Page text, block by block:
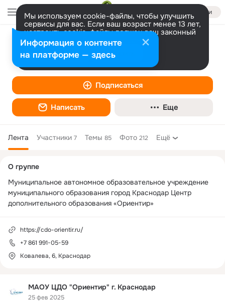
Войти
Мы используем cookie-файлы, чтобы улучшить
сервисы для вас. Если ваш возраст менее 13 лет,
настроить cookie-файлы должен ваш законный
представитель. Больше информации
Разрешить все Настроить
МАОУ ЦДО "Ориентир" г. Краснодар
Образовательные курсы
Подписаться
Написать Еще
Лента Участники 7 Темы 85 Фото 212 Ещё
МАОУ ЦДО "Ориентир" г. Краснодар
25 фев 2025
колонка
О группе
Муниципальное автономное образовательное учреждение
муниципального образования город Краснодар Центр
дополнительного образования «Ориентир»
https://cdo-orientir.ru/
+7 861 991-05-59
Ковалева, 6, Краснодар
Информация о контенте
на платформе — здесь